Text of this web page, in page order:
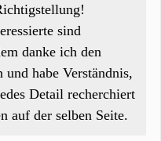
sind
danke ich den
und habe Verständnis,
Detail recherchiert
auf der selben Seite.